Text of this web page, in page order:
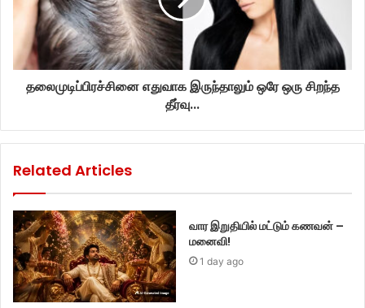
தலைமுடிப்பிரச்சினை எதுவாக இருந்தாலும் ஒரே ஒரு சிறந்த
தீர்வு...
Related Articles
வார இறுதியில் மட்டும் கணவன் –
மனைவி!
1 day ago